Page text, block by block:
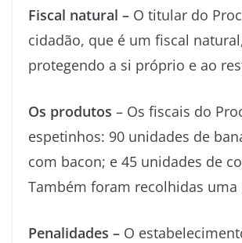
Fiscal natural – O titular do
cidadão, que é um fiscal
protegendo a si próprio e ao
Os produtos – Os fiscais do
espetinhos: 90 unidades de
com bacon; e 45 unidades de
Também foram recolhidas
Penalidades – O